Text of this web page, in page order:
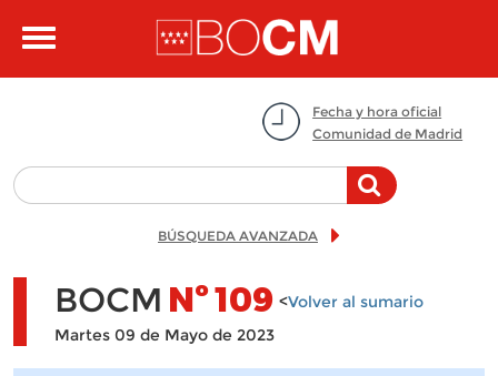
Toggle
Fecha y hora oficial
Comunidad de Madrid
BÚSQUEDA AVANZADA
BOCM Nº109 <Volver al sumario
Martes 09 de Mayo de 2023